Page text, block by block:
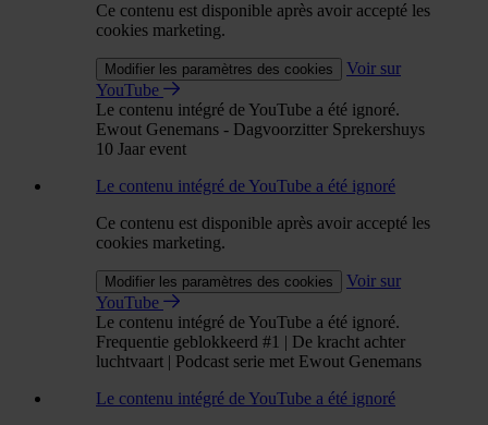
Ce contenu est disponible après avoir accepté les
cookies marketing.
Modifier les paramètres des cookies
Voir sur
YouTube
Le contenu intégré de YouTube a été ignoré.
Ewout Genemans - Dagvoorzitter Sprekershuys
10 Jaar event
Le contenu intégré de YouTube a été ignoré
Ce contenu est disponible après avoir accepté les
cookies marketing.
Modifier les paramètres des cookies
Voir sur
YouTube
Le contenu intégré de YouTube a été ignoré.
Frequentie geblokkeerd #1 | De kracht achter
luchtvaart | Podcast serie met Ewout Genemans
Le contenu intégré de YouTube a été ignoré